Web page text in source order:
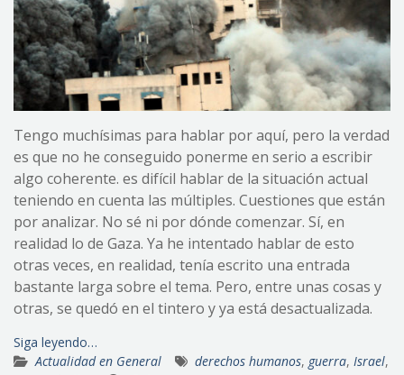
Tengo muchísimas para hablar por aquí, pero la verdad
es que no he conseguido ponerme en serio a escribir
algo coherente. es difícil hablar de la situación actual
teniendo en cuenta las múltiples. Cuestiones que están
por analizar. No sé ni por dónde comenzar. Sí, en
realidad lo de Gaza. Ya he intentado hablar de esto
otras veces, en realidad, tenía escrito una entrada
bastante larga sobre el tema. Pero, entre unas cosas y
otras, se quedó en el tintero y ya está desactualizada.
Siga leyendo…
Actualidad en General
derechos humanos, guerra, Israel,